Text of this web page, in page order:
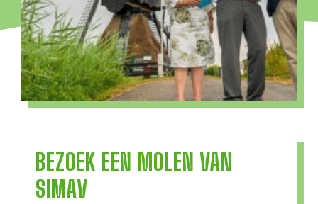
BEZOEK EEN MOLEN VAN
SIMAV